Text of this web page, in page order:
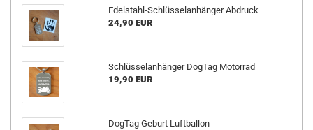
Edelstahl-Schlüsselanhänger Abdruck
24,90 EUR
Schlüsselanhänger DogTag Motorrad
19,90 EUR
DogTag Geburt Luftballon